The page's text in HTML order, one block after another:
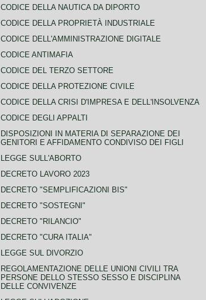
CODICE DELLA NAUTICA DA DIPORTO
CODICE DELLA PROPRIETÀ INDUSTRIALE
CODICE DELL'AMMINISTRAZIONE DIGITALE
CODICE ANTIMAFIA
CODICE DEL TERZO SETTORE
CODICE DELLA PROTEZIONE CIVILE
CODICE DELLA CRISI D'IMPRESA E DELL'INSOLVENZA
CODICE DEGLI APPALTI
DISPOSIZIONI IN MATERIA DI SEPARAZIONE DEI
GENITORI E AFFIDAMENTO CONDIVISO DEI FIGLI
LEGGE SULL'ABORTO
DECRETO LAVORO 2023
DECRETO "SEMPLIFICAZIONI BIS"
DECRETO "SOSTEGNI"
DECRETO "RILANCIO"
DECRETO "CURA ITALIA"
LEGGE SUL DIVORZIO
REGOLAMENTAZIONE DELLE UNIONI CIVILI TRA
PERSONE DELLO STESSO SESSO E DISCIPLINA
DELLE CONVIVENZE